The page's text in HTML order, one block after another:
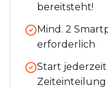
bereitsteht!
Mind. 2
erforderlich
Start
Zeiteinteilung